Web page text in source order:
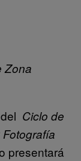
Zona
Ciclo de
presentará